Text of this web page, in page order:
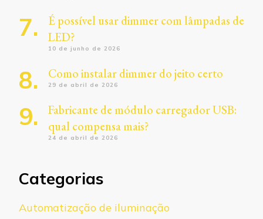
É possível usar dimmer com lâmpadas de
LED?
10 de junho de 2026
Como instalar dimmer do jeito certo
29 de abril de 2026
Fabricante de módulo carregador USB:
qual compensa mais?
24 de abril de 2026
Categorias
Automatização de iluminação